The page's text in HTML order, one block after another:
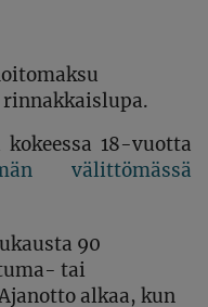
18-vuotta
välittömässä
90
tai
alkaa, kun